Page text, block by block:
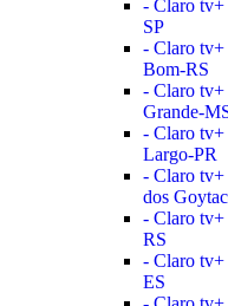
- Claro
SP
- Claro
Bom-RS
- Claro
Grande-
- Claro
Largo-PR
- Claro
dos
- Claro tv+
RS
- Claro
ES